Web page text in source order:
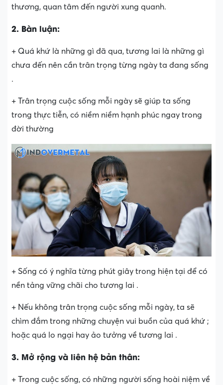
thương, quan tâm đến người xung quanh.
2. Bàn luận:
+ Quá khứ là những gì đã qua, tương lai là những gì
chưa đến nên cần trân trọng từng ngày ta đang sống
.
+ Trân trọng cuộc sống mỗi ngày sẽ giúp ta sống
trong thực tiễn, có niềm niềm hạnh phúc ngay trong
đời thường
+ Sống có ý nghĩa từng phút giây trong hiện tại để có
nền tảng vững chãi cho tương lai .
+ Nếu không trân trọng cuộc sống mỗi ngày, ta sẽ
chìm đắm trong những chuyện vui buồn của quá khứ ;
hoặc quá lo ngại hay ảo tưởng về tương lai .
3. Mở rộng và liên hệ bản thân:
+ Trong cuộc sống, có những người sống hoài niệm về